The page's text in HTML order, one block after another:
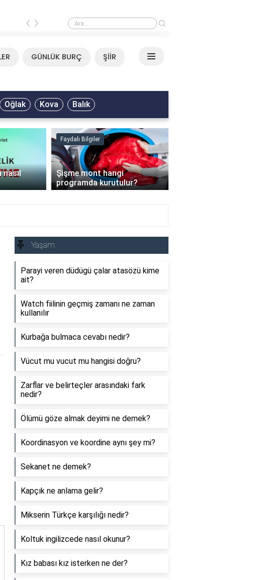
Mirkelam - Tavla Sözleri
‹ ›
GÜNLÜK BURÇ ŞİİR
Oğlak Kova Balık
Faydalı Bilgiler
Şişme mont hangi
programda kurutulur?
›
Yaşam
Parayi veren düdügü çalar atasözü kime
ait?
Watch fiilinin geçmiş zamanı ne zaman
kullanılır
Kurbağa bulmaca cevabı nedir?
Vücut mu vucut mu hangisi doğru?
Zarflar ve belirteçler arasındaki fark
nedir?
Ölümü göze almak deyimi ne demek?
Koordinasyon ve koordine aynı şey mi?
Sekanet ne demek?
Kapçık ne anlama gelir?
Mikserin Türkçe karşılığı nedir?
Koltuk ingilizcede nasıl okunur?
Kız babası kız isterken ne der?